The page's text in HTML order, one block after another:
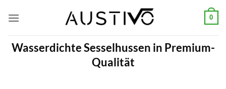
Inhalt
0
Wasserdichte Sesselhussen in Premium-
Qualität